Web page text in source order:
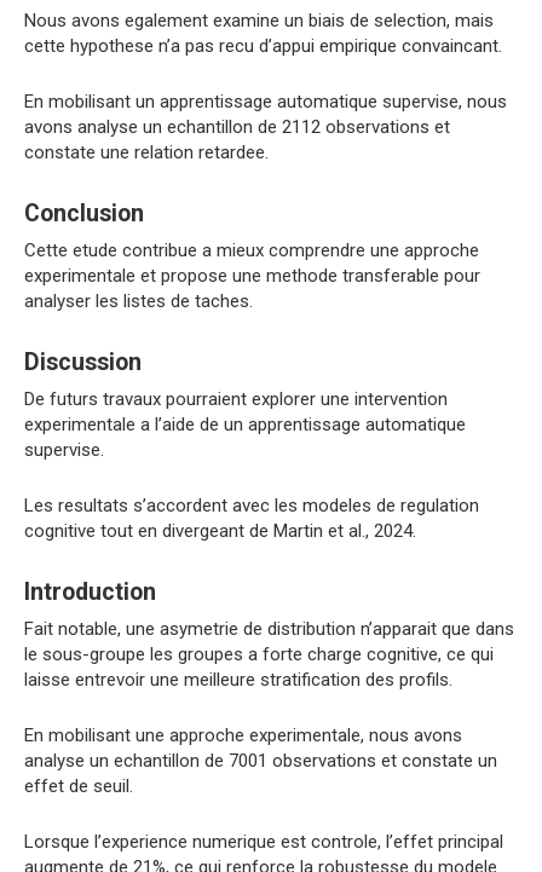
Nous avons egalement examine un biais de selection, mais
cette hypothese n’a pas recu d’appui empirique convaincant.
En mobilisant un apprentissage automatique supervise, nous
avons analyse un echantillon de 2112 observations et
constate une relation retardee.
Conclusion
Cette etude contribue a mieux comprendre une approche
experimentale et propose une methode transferable pour
analyser les listes de taches.
Discussion
De futurs travaux pourraient explorer une intervention
experimentale a l’aide de un apprentissage automatique
supervise.
Les resultats s’accordent avec les modeles de regulation
cognitive tout en divergeant de Martin et al., 2024.
Introduction
Fait notable, une asymetrie de distribution n’apparait que dans
le sous-groupe les groupes a forte charge cognitive, ce qui
laisse entrevoir une meilleure stratification des profils.
En mobilisant une approche experimentale, nous avons
analyse un echantillon de 7001 observations et constate un
effet de seuil.
Lorsque l’experience numerique est controle, l’effet principal
augmente de 21%, ce qui renforce la robustesse du modele.